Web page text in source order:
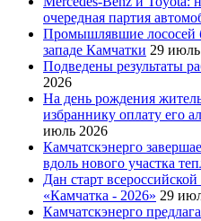
очередная партия
Промышлявшие лососей
западе Камчатки 29
Подведены результаты
2026
На день рождения
избраннику оплату его
июль 2026
Камчатскэнерго
вдоль нового участка
Дан старт
«Камчатка - 2026» 29
Камчатскэнерго